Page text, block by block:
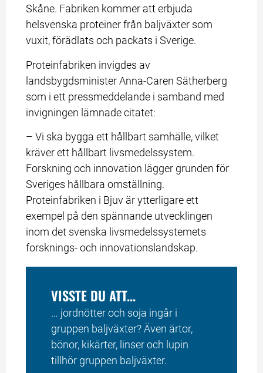
Skåne. Fabriken kommer att erbjuda
helsvenska proteiner från baljväxter som
vuxit, förädlats och packats i Sverige.
Proteinfabriken invigdes av
landsbygdsminister Anna-Caren Sätherberg
som i ett pressmeddelande i samband med
invigningen lämnade citatet:
– Vi ska bygga ett hållbart samhälle, vilket
kräver ett hållbart livsmedelssystem.
Forskning och innovation lägger grunden för
Sveriges hållbara omställning.
Proteinfabriken i Bjuv är ytterligare ett
exempel på den spännande utvecklingen
inom det svenska livsmedelssystemets
forsknings- och innovationslandskap.
VISSTE DU ATT...
… jordnötter och soja ingår i
gruppen baljväxter? Även ärtor,
bönor, kikärter, linser och lupin
tillhör gruppen baljväxter.